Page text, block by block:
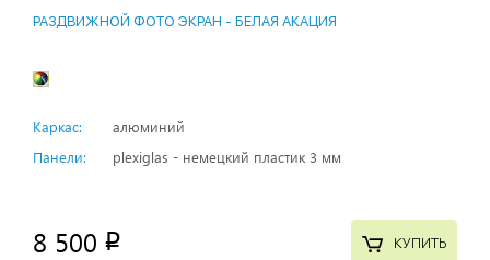
РАЗДВИЖНОЙ ФОТО ЭКРАН - БЕЛАЯ АКАЦИЯ
Каркас:
алюминий
Панели:
plexiglas - немецкий пластик 3 мм
8 500 p КУПИТЬ